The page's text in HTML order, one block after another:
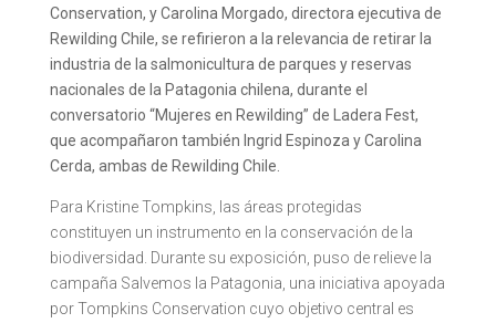
Conservation, y Carolina Morgado, directora ejecutiva de
Rewilding Chile, se refirieron a la relevancia de retirar la
industria de la salmonicultura de parques y reservas
nacionales de la Patagonia chilena, durante el
conversatorio “Mujeres en Rewilding” de Ladera Fest,
que acompañaron también Ingrid Espinoza y Carolina
Cerda, ambas de Rewilding Chile.
Para Kristine Tompkins, las áreas protegidas
constituyen un instrumento en la conservación de la
biodiversidad. Durante su exposición, puso de relieve la
campaña Salvemos la Patagonia, una iniciativa apoyada
por Tompkins Conservation cuyo objetivo central es